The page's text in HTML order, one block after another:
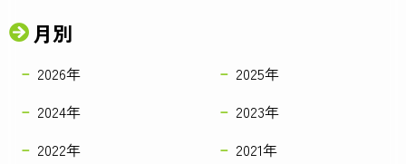
月別
2026年
2025年
2024年
2023年
2022年
2021年